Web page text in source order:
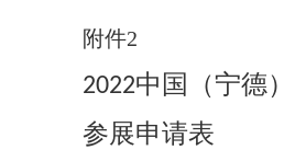
附件2
2022中国（宁德
参展申请表